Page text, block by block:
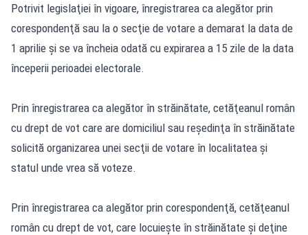
Potrivit legislaţiei în vigoare, înregistrarea ca alegător prin
corespondenţă sau la o secţie de votare a demarat la data de
1 aprilie şi se va încheia odată cu expirarea a 15 zile de la data
începerii perioadei electorale.
Prin înregistrarea ca alegător în străinătate, cetăţeanul român
cu drept de vot care are domiciliul sau reşedinţa în străinătate
solicită organizarea unei secţii de votare în localitatea şi
statul unde vrea să voteze.
Prin înregistrarea ca alegător prin corespondenţă, cetăţeanul
român cu drept de vot, care locuieşte în străinătate şi deţine